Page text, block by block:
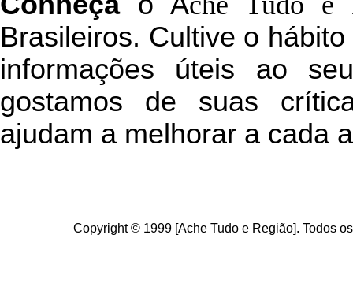
Brasileiros. Cultive o
informações úteis ao
gostamos de suas
ajudam a melhorar a cada
Copyright © 1999 [Ache Tudo e Região]. Todos